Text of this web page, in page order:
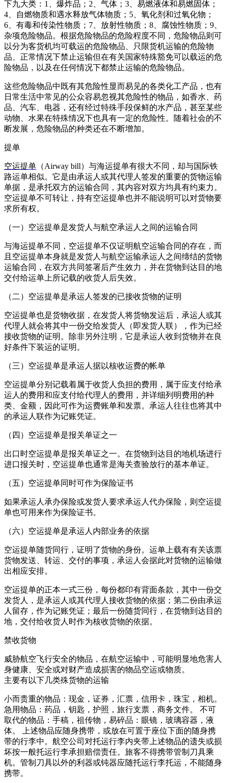
下九大类：1、爆炸品；2、气体；3、易燃液体和易燃固体；
4、自燃物质和遇水释放气体物质；5、氧化剂和过氧化物；
6、有毒和传染性物质；7、放射性物质；8、腐蚀性物质；9、
杂项危险物品。根据危险物品的危险程度不同，危险物品则可
以分为客货机均可载运的危险物品、只限货机运输的危险物
品、正常情况下禁止运输但在有关国家特殊豁免可以载运的危
险物品，以及在任何情况下都禁止运输的危险物品。
这些危险物品中既有其危险性显而易见的各类化工产品，也有
日常生活中常见的公众容易忽视其危险性的物品，如香水、药
品、汽车、电器，还有经过特殊手段保鲜的水产品，甚至某些
动物、水果在特殊情况下也具有一定的危险性。随着社会的不
断发展，危险物品的种类还在不断增加。
提单
空运提单 （Airway bill）与海运提单有很大不同，却与国际铁
路运单相似。它是由承运人或其代理人签发的重要的货物运输
单据，是承托双方的运输合同，其内容对双方均具有约束力。
空运提单不可转让，持有空运提单也并不能说明可以对货物要
求所有权。
（一）空运提单是发货人与航空承运人之间的运输合同
与海运提单不同，空运提单不仅证明航空运输合同的存在，而
且空运提单本身就是发货人与航空运输承运人之间缔结的货物
运输合同，在双方共同签署后产生效力，并在货物到达目的地
交付给运单上所记载的收货人后失效。
（二）空运提单是承运人签发的已接收货物的证明
空运提单也是货物收据，在发货人将货物发运后，承运人或其
代理人就会将其中一份交给发货人（即发货人联），作为已经
接收货物的证明。除非另外注明，它是承运人收到货物并在良
好条件下装运的证明。
（三）空运提单是承运人据以核收运费的帐单
空运提单分别记载着属于收货人负担的费用，属于应支付给承
运人的费用和应支付给代理人的费用，并详细列明费用的种
类、金额，因此可作为运费账单和发票。承运人往往也将其中
的承运人联作为记账凭证。
（四）空运提单是报关单证之一
出口时空运提单是报关单证之一。在货物到达目的地机场进行
进口报关时，空运提单也通常是海关查验放行的基本单证。
（五）空运提单同时可作为保险证书
如果承运人承办保险或发货人要求承运人代办保险，则空运提
单也可用来作为保险证书。
（六）空运提单是承运人内部业务的依据
空运提单随货同行，证明了货物的身份。运单上载有有关该票
货物发送、转运、交付的事项，承运人会据此对货物的运输做
出相应安排。
空运提单的正本一式三份，每份都印有背面条款，其中一份交
发货人，是承运人或其代理人接收货物的依据；第二份由承运
人留存，作为记账凭证；最后一份随货同行，在货物到达目的
地，交付给收货人时作为核收货物的依据。
禁收货物
威胁航空飞行安全的物品，在航空运输中，可能明显地危害人
身健康、安全或对财产造成损害的物品空运或物质。
主要有以下几类殊货物的运输
小而贵重的物品：现金，证券，汇票，信用卡，珠宝，相机。
急用物品：药品，钥匙，护照，旅行支票，商务文件。 不可
取代的物品：手稿，祖传物，易碎品：眼镜，玻璃容器，液
体。 上述物品应随身携带，或放在可置于座位下面的随身携
带的行李中。航空公司对托运行李内夹带上述物品的遗失或损
坏按一般托运行李承担赔偿责任。旅客不得携带管制刀具乘
机。管制刀具以外的利器或钝器应随托运行李托运，不能随身
携带。